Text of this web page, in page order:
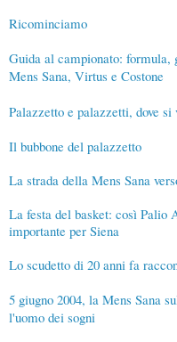
Ricominciamo
Guida al campionato:
Mens Sana, Virtus e Costone
Palazzetto e palazzetti, dove si
Il bubbone del palazzetto
La strada della Mens Sana
La festa del basket: così Palio
importante per Siena
Lo scudetto di 20 anni fa
5 giugno 2004, la Mens Sana
l'uomo dei sogni